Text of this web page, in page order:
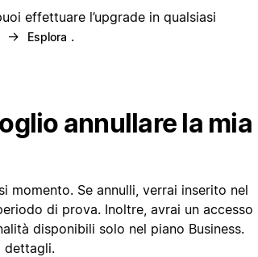
effettuare l’upgrade in qualsiasi
→ Esplora .
annullare la mia
momento. Se annulli, verrai inserito nel
di prova. Inoltre, avrai un accesso
disponibili solo nel piano Business.
dettagli.